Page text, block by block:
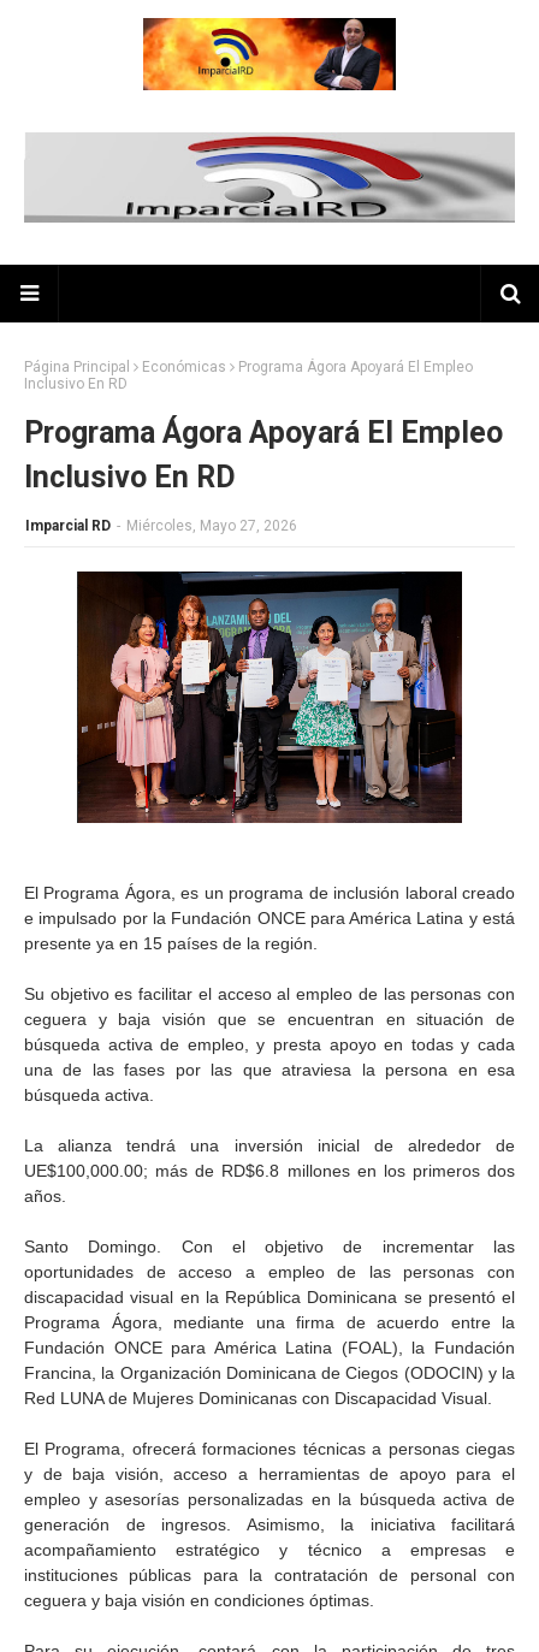
Página Principal Económicas
Programa Ágora Apoyará El Empleo
Inclusivo En RD
Programa Ágora Apoyará El Empleo
Inclusivo En RD
Imparcial RD - Miércoles, Mayo 27, 2026
El Programa Ágora, es un programa de inclusión laboral creado
e impulsado por la Fundación ONCE para América Latina y está
presente ya en 15 países de la región.
Su objetivo es facilitar el acceso al empleo de las personas con
ceguera y baja visión que se encuentran en situación de
búsqueda activa de empleo, y presta apoyo en todas y cada
una de las fases por las que atraviesa la persona en esa
búsqueda activa.
La alianza tendrá una inversión inicial de alrededor de
UE$100,000.00; más de RD$6.8 millones en los primeros dos
años.
Santo Domingo. Con el objetivo de incrementar las
oportunidades de acceso a empleo de las personas con
discapacidad visual en la República Dominicana se presentó el
Programa Ágora, mediante una firma de acuerdo entre la
Fundación ONCE para América Latina (FOAL), la Fundación
Francina, la Organización Dominicana de Ciegos (ODOCIN) y la
Red LUNA de Mujeres Dominicanas con Discapacidad Visual.
El Programa, ofrecerá formaciones técnicas a personas ciegas
y de baja visión, acceso a herramientas de apoyo para el
empleo y asesorías personalizadas en la búsqueda activa de
generación de ingresos. Asimismo, la iniciativa facilitará
acompañamiento estratégico y técnico a empresas e
instituciones públicas para la contratación de personal con
ceguera y baja visión en condiciones óptimas.